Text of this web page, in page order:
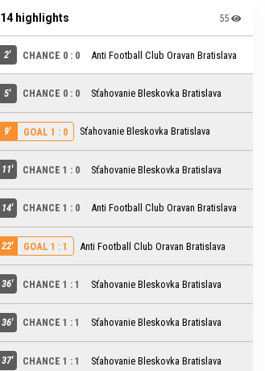
14 highlights 55
2' CHANCE 0 : 0 Anti Football Club Oravan Bratislava
5' CHANCE 0 : 0 Sťahovanie Bleskovka Bratislava
9' GOAL 1 : 0 Sťahovanie Bleskovka Bratislava
11' CHANCE 1 : 0 Sťahovanie Bleskovka Bratislava
14' CHANCE 1 : 0 Anti Football Club Oravan Bratislava
22' GOAL 1 : 1 Anti Football Club Oravan Bratislava
36' CHANCE 1 : 1 Sťahovanie Bleskovka Bratislava
36' CHANCE 1 : 1 Sťahovanie Bleskovka Bratislava
37' CHANCE 1 : 1 Sťahovanie Bleskovka Bratislava